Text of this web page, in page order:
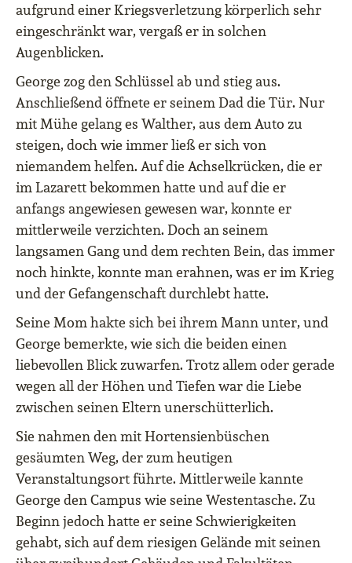
aufgrund einer Kriegsverletzung körperlich sehr
eingeschränkt war, vergaß er in solchen
Augenblicken.
George zog den Schlüssel ab und stieg aus.
Anschließend öffnete er seinem Dad die Tür. Nur
mit Mühe gelang es Walther, aus dem Auto zu
steigen, doch wie immer ließ er sich von
niemandem helfen. Auf die Achselkrücken, die er
im Lazarett bekommen hatte und auf die er
anfangs angewiesen gewesen war, konnte er
mittlerweile verzichten. Doch an seinem
langsamen Gang und dem rechten Bein, das immer
noch hinkte, konnte man erahnen, was er im Krieg
und der Gefangenschaft durchlebt hatte.
Seine Mom hakte sich bei ihrem Mann unter, und
George bemerkte, wie sich die beiden einen
liebevollen Blick zuwarfen. Trotz allem oder gerade
wegen all der Höhen und Tiefen war die Liebe
zwischen seinen Eltern unerschütterlich.
Sie nahmen den mit Hortensienbüschen
gesäumten Weg, der zum heutigen
Veranstaltungsort führte. Mittlerweile kannte
George den Campus wie seine Westentasche. Zu
Beginn jedoch hatte er seine Schwierigkeiten
gehabt, sich auf dem riesigen Gelände mit seinen